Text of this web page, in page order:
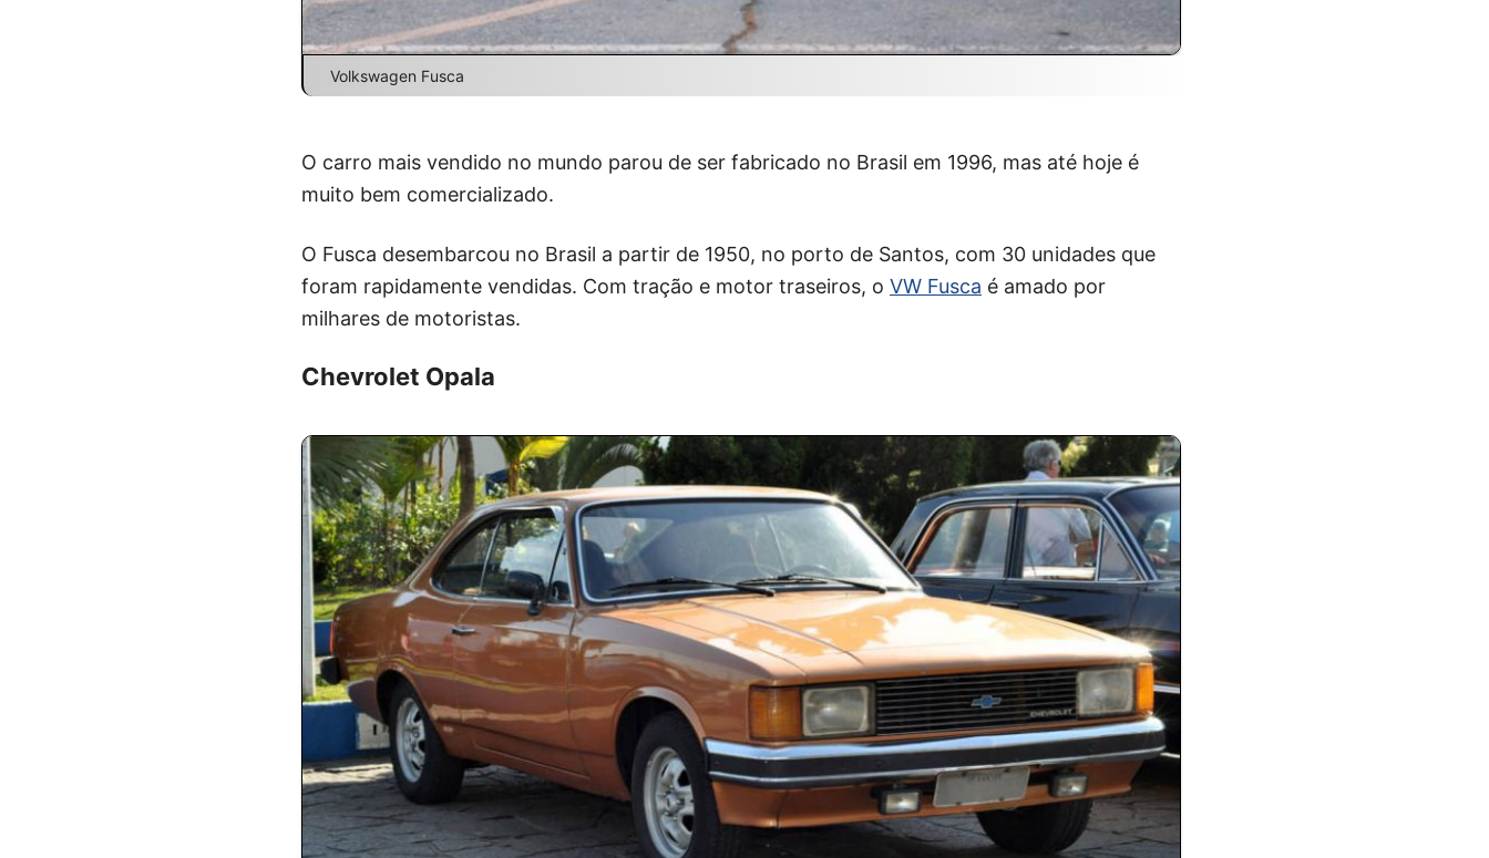
Volkswagen Fusca
O carro mais vendido no mundo parou de ser fabricado no Brasil em 1996, mas até hoje é
muito bem comercializado.
O Fusca desembarcou no Brasil a partir de 1950, no porto de Santos, com 30 unidades que
foram rapidamente vendidas. Com tração e motor traseiros, o VW Fusca é amado por
milhares de motoristas.
Chevrolet Opala